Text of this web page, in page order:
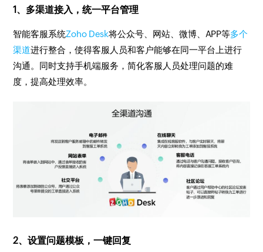
1、多渠道接入，统一平台管理
智能客服系统Zoho Desk将公众号、网站、微博、APP等多个
渠道进行整合，使得客服人员和客户能够在同一平台上进行
沟通。同时支持手机端服务，简化客服人员处理问题的难
度，提高处理效率。
2、设置问题模板，一键回复